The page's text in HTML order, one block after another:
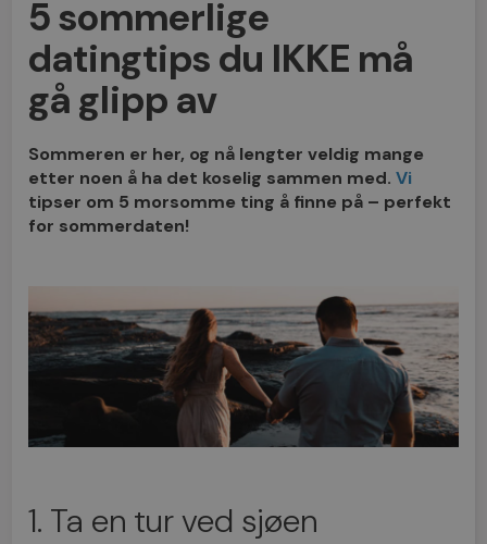
5 sommerlige
datingtips du IKKE må
gå glipp av
Sommeren er her, og nå lengter veldig mange
etter noen å ha det koselig sammen med.Vi
tipser om 5 morsomme ting å finne på – perfekt
for sommerdaten!
1. Ta en tur ved sjøen